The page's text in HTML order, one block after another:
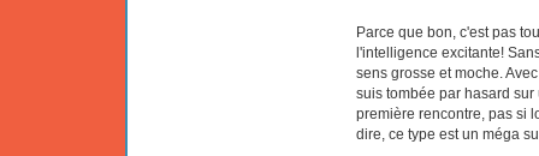
Parce que bon, c'est pas
l'intelligence excitante!
sens grosse et moche.
suis tombée par hasard
première rencontre, pas si
dire, ce type est un méga